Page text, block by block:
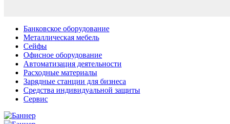
Банковское оборудование
Металлическая мебель
Сейфы
Офисное оборудование
Автоматизация деятельности
Расходные материалы
Зарядные станции для бизнеса
Средства индивидуальной защиты
Сервис